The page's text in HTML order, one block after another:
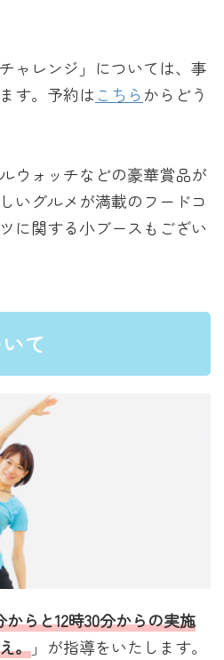
ャレンジ」については、事
す。予約は こちら からどう
ウォッチなどの豪華賞品が
いグルメが満載のフードコ
に関する小ブースもござい
て
らと12時30分からの実施
。」が指導をいたします。